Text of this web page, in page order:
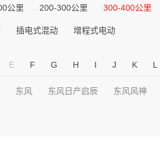
公里 200-300公里 300-400公里
插电式混动 增程式电动
E F G H I J K L
东风 东风日产启辰 东风风神